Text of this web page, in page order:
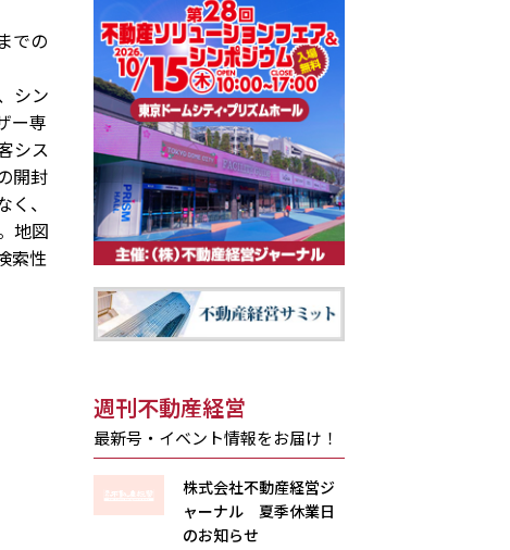
での
シン
ー専
シス
開封
、
地図
索性
週刊不動産経営
最新号・イベント情報をお届け！
株式会社不動産経営ジ
ャーナル 夏季休業日
のお知らせ